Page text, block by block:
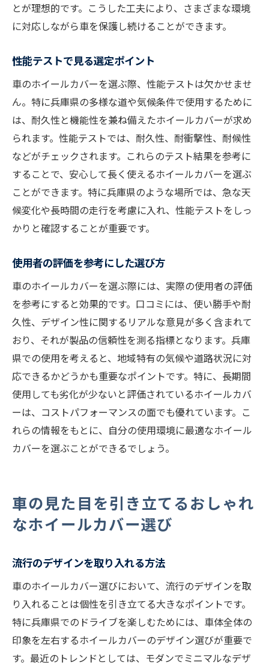
とが理想的です。こうした工夫により、さまざまな環境
に対応しながら車を保護し続けることができます。
性能テストで見る選定ポイント
車のホイールカバーを選ぶ際、性能テストは欠かせませ
ん。特に兵庫県の多様な道や気候条件で使用するために
は、耐久性と機能性を兼ね備えたホイールカバーが求め
られます。性能テストでは、耐久性、耐衝撃性、耐候性
などがチェックされます。これらのテスト結果を参考に
することで、安心して長く使えるホイールカバーを選ぶ
ことができます。特に兵庫県のような場所では、急な天
候変化や長時間の走行を考慮に入れ、性能テストをしっ
かりと確認することが重要です。
使用者の評価を参考にした選び方
車のホイールカバーを選ぶ際には、実際の使用者の評価
を参考にすると効果的です。口コミには、使い勝手や耐
久性、デザイン性に関するリアルな意見が多く含まれて
おり、それが製品の信頼性を測る指標となります。兵庫
県での使用を考えると、地域特有の気候や道路状況に対
応できるかどうかも重要なポイントです。特に、長期間
使用しても劣化が少ないと評価されているホイールカバ
ーは、コストパフォーマンスの面でも優れています。こ
れらの情報をもとに、自分の使用環境に最適なホイール
カバーを選ぶことができるでしょう。
車の見た目を引き立てるおしゃれ
なホイールカバー選び
流行のデザインを取り入れる方法
車のホイールカバー選びにおいて、流行のデザインを取
り入れることは個性を引き立てる大きなポイントです。
特に兵庫県でのドライブを楽しむためには、車体全体の
印象を左右するホイールカバーのデザイン選びが重要で
す。最近のトレンドとしては、モダンでミニマルなデザ